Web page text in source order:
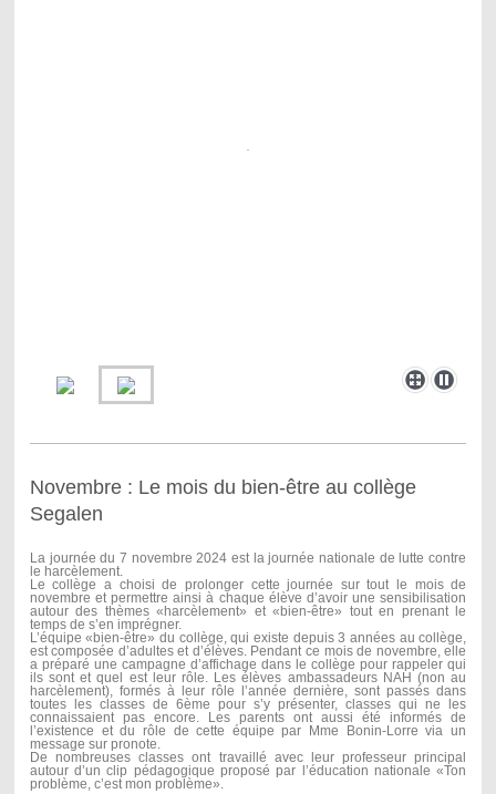
Novembre : Le mois du bien-être au collège
Segalen
La journée du 7 novembre 2024 est la journée nationale de lutte contre
le harcèlement.
Le collège a choisi de prolonger cette journée sur tout le mois de
novembre et permettre ainsi à chaque élève d’avoir une sensibilisation
autour des thèmes «harcèlement» et «bien-être» tout en prenant le
temps de s’en imprégner.
L’équipe «bien-être» du collège, qui existe depuis 3 années au collège,
est composée d’adultes et d’élèves. Pendant ce mois de novembre, elle
a préparé une campagne d’affichage dans le collège pour rappeler qui
ils sont et quel est leur rôle. Les élèves ambassadeurs NAH (non au
harcèlement), formés à leur rôle l’année dernière, sont passés dans
toutes les classes de 6ème pour s’y présenter, classes qui ne les
connaissaient pas encore. Les parents ont aussi été informés de
l’existence et du rôle de cette équipe par Mme Bonin-Lorre via un
message sur pronote.
De nombreuses classes ont travaillé avec leur professeur principal
autour d’un clip pédagogique proposé par l’éducation nationale «Ton
problème, c’est mon problème».